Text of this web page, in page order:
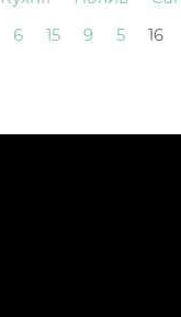
6 15 9 5 16